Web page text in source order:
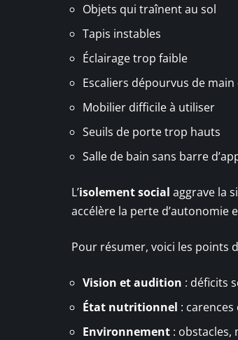
Objets qui traînent au sol
Tapis instables
Éclairage trop faible
Escaliers dépourvus de
Mobilier difficile à utiliser
Seuils de porte trop hauts
Salle de bain sans barre
L’isolement social aggrave la
accélère la perte d’autonomie
Pour résumer, voici les points
Vision et audition : déficits
État nutritionnel :
Environnement : obstacles,